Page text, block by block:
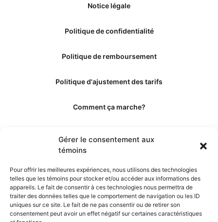
Gérer le consentement aux
témoins
Pour offrir les meilleures expériences, nous utilisons des technologies
telles que les témoins pour stocker et/ou accéder aux informations des
appareils. Le fait de consentir à ces technologies nous permettra de
traiter des données telles que le comportement de navigation ou les ID
uniques sur ce site. Le fait de ne pas consentir ou de retirer son
consentement peut avoir un effet négatif sur certaines caractéristiques
Notice légale
Politique de confidentialité
Politique de remboursement
Politique d'ajustement des tarifs
Comment ça marche?
Les éditeurs
Les experts et collaborateurs